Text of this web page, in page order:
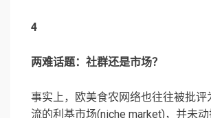
4
两难话题：社群还是市场？
事实上，欧美食农网络也往往被批评
流的利基市场(niche market)，并未